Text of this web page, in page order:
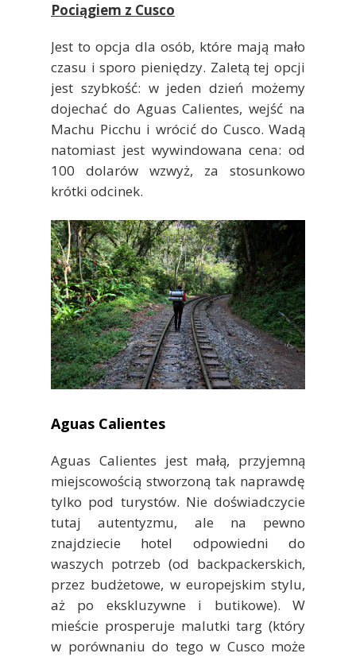
Pociągiem z Cusco
Jest to opcja dla osób, które mają mało
czasu i sporo pieniędzy. Zaletą tej opcji
jest szybkość: w jeden dzień możemy
dojechać do Aguas Calientes, wejść na
Machu Picchu i wrócić do Cusco. Wadą
natomiast jest wywindowana cena: od
100 dolarów wzwyż, za stosunkowo
krótki odcinek.
Aguas Calientes
Aguas Calientes jest małą, przyjemną
miejscowością stworzoną tak naprawdę
tylko pod turystów. Nie doświadczycie
tutaj autentyzmu, ale na pewno
znajdziecie hotel odpowiedni do
waszych potrzeb (od backpackerskich,
przez budżetowe, w europejskim stylu,
aż po ekskluzywne i butikowe). W
mieście prosperuje malutki targ (który
w porównaniu do tego w Cusco może